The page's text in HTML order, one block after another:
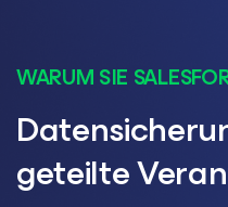
WARUM SIE
geteilte